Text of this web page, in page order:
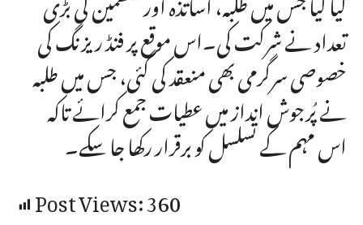
تعداد نے شرکت کی۔اس موقع پر فنڈ ریزنگ کی
خصوصی سرگرمی بھی منعقد کی گئی، جس میں طلبہ
نے پُرجوش انداز میں عطیات جمع کرائے تاکہ
اس مہم کے تسلسل کو برقرار رکھا جا سکے۔
Post Views:360